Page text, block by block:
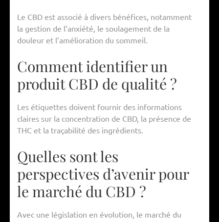
Le CBD est associé à divers bénéfices, notamment
la gestion de l’anxiété, le soulagement de la
douleur et l’amélioration du sommeil.
Comment identifier un
produit CBD de qualité ?
Les étiquettes doivent fournir des informations
claires sur la concentration de CBD, la présence de
THC et la traçabilité des ingrédients.
Quelles sont les
perspectives d’avenir pour
le marché du CBD ?
Avec une législation en évolution, le marché du